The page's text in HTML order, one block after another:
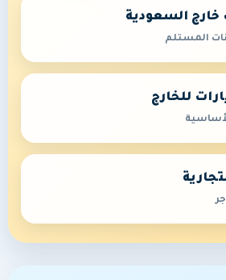
خارج السعودية
المستلم
للخارج